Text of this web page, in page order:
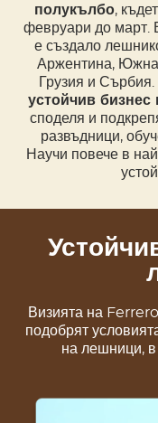
полукълбо,
февруари до март.
е създало
Аржентина, Южна
Грузия и
устойчив
споделя и
развъдници,
Научи повече в
Визията на
подобрят
на лешници, в